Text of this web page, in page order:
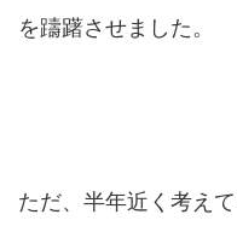
を躊躇させました。
ただ、半年近く考え